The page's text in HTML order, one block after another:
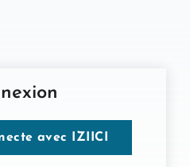
avec IZIICI